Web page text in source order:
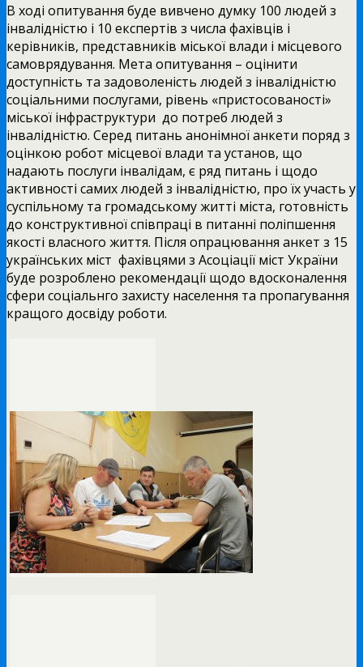
В ході опитування буде вивчено думку 100 людей з
інвалідністю і 10 експертів з числа фахівців і
керівників, представників міської влади і місцевого
самоврядування. Мета опитування – оцінити
доступність та задоволеність людей з інвалідністю
соціальними послугами, рівень «пристосованості»
міської інфраструктури до потреб людей з
інвалідністю. Серед питань анонімної анкети поряд з
оцінкою робот місцевої влади та установ, що
надають послуги інвалідам, є ряд питань і щодо
активності самих людей з інвалідністю, про їх участь у
суспільному та громадському житті міста, готовність
до конструктивної співпраці в питанні поліпшення
якості власного життя. Після опрацювання анкет з 15
українських міст фахівцями з Асоціації міст України
буде розроблено рекомендації щодо вдосконалення
сфери соціальнго захисту населення та пропагування
кращого досвіду роботи.